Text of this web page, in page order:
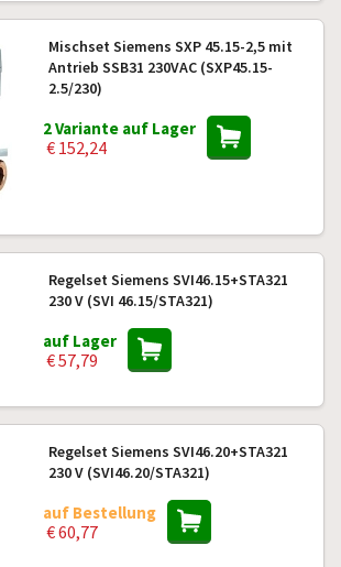
Mischset Siemens SXP 45.15-2,5 mit
Antrieb SSB31 230VAC (SXP45.15-
2.5/230)
2 Variante auf Lager
€ 152,24
Regelset Siemens SVI46.15+STA321
230 V (SVI 46.15/STA321)
auf Lager
€ 57,79
Regelset Siemens SVI46.20+STA321
230 V (SVI46.20/STA321)
auf Bestellung
€ 60,77